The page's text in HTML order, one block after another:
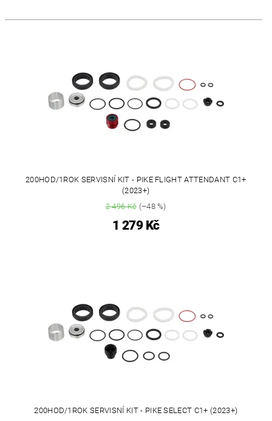
200HOD/1ROK SERVISNÍ KIT - PIKE FLIGHT ATTENDANT C1+
(2023+)
2 496 Kč(–48 %)
1 279 Kč
200HOD/1ROK SERVISNÍ KIT - PIKE SELECT C1+ (2023+)